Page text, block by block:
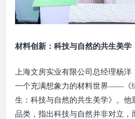
材料创新：科技与自然的共生美学
上海文房实业有限公司总经理杨
一个充满想象力的材料世界——《
生：科技与自然的共生美学》。他
品类，指出科技与自然并非对立，